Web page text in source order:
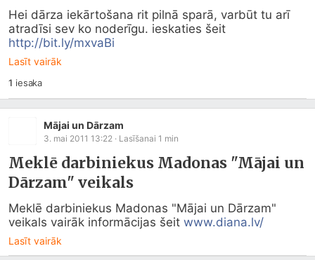
Hei dārza iekārtošana rit pilnā sparā, varbūt tu arī
http://bit.ly/mxvaBi
Lasīt vairāk
1 iesaka
Mājai un Dārzam
3. mai 2011 13:22 · Lasīšanai 1 min
Meklē darbiniekus Madonas "Mājai un
Dārzam" veikals
Meklē darbiniekus Madonas "Mājai un Dārzam"
veikals vairāk informācijas šeit www.diana.lv/
Lasīt vairāk